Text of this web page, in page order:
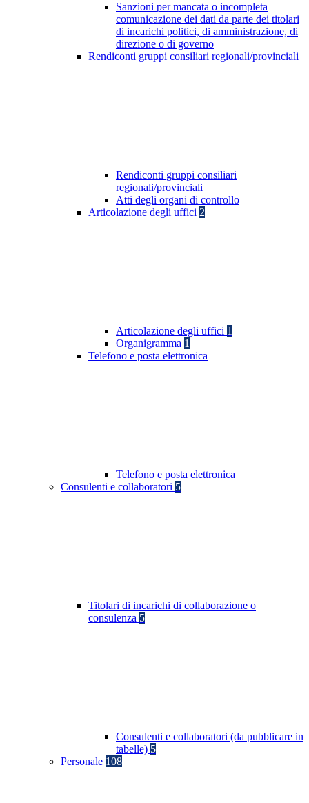
Sanzioni per mancata o incompleta
comunicazione dei dati da parte dei titolari
di incarichi politici, di amministrazione, di
direzione o di governo
Rendiconti gruppi consiliari regionali/provinciali
Rendiconti gruppi consiliari
regionali/provinciali
Atti degli organi di controllo
Articolazione degli uffici 2
Articolazione degli uffici 1
Organigramma 1
Telefono e posta elettronica
Telefono e posta elettronica
Consulenti e collaboratori 5
Titolari di incarichi di collaborazione o
consulenza 5
Consulenti e collaboratori (da pubblicare in
tabelle) 5
Personale 108